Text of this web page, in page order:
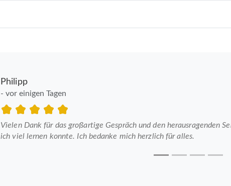
Philipp
- vor einigen Tagen
Vielen Dank für das großartige Gespräch und den herausragenden
ich viel lernen konnte. Ich bedanke mich herzlich für alles.